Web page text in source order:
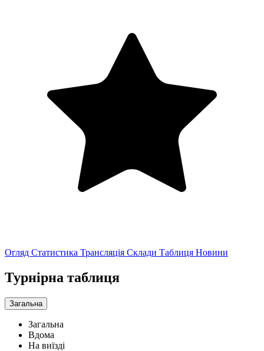
Огляд Статистика Трансляція Склади Таблиця Новини
Турнірна таблиця
Загальна
Загальна
Вдома
На виїзді